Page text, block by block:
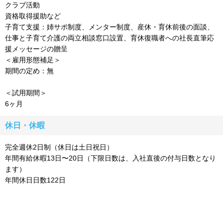
クラブ活動
資格取得援助など
子育て支援：姉サポ制度、メンター制度、産休・育休前後の面談、
仕事と子育て介護の両立相談窓口設置、育休復職者への社長直筆応
援メッセージの贈呈
＜雇用形態補足＞
期間の定め：無
＜試用期間＞
6ヶ月
休日・休暇
完全週休2日制（休日は土日祝日）
年間有給休暇13日〜20日（下限日数は、入社直後の付与日数となり
ます）
年間休日日数122日